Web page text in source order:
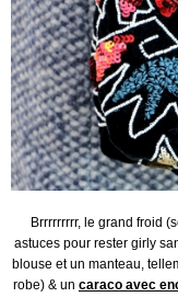
Brrrrrrrrr, le grand froid
astuces pour rester girly
blouse et un manteau,
robe) & un caraco avec